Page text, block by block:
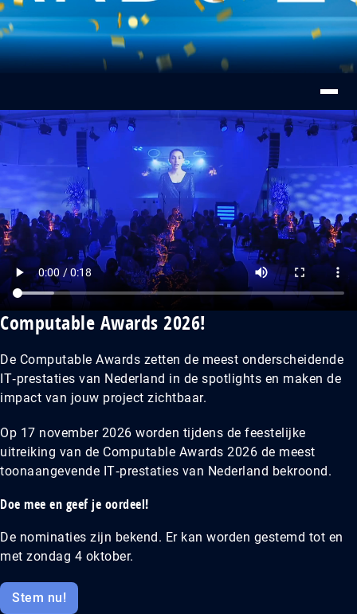
Computable Awards 2026!
De Computable Awards zetten de meest onderscheidende
IT‑prestaties van Nederland in de spotlights en maken de
impact van jouw project zichtbaar.
Op 17 november 2026 worden tijdens de feestelijke
uitreiking van de Computable Awards 2026 de meest
toonaangevende IT‑prestaties van Nederland bekroond.
Doe mee en geef je oordeel!
De nominaties zijn bekend. Er kan worden gestemd tot en
met zondag 4 oktober.
Stem nu!